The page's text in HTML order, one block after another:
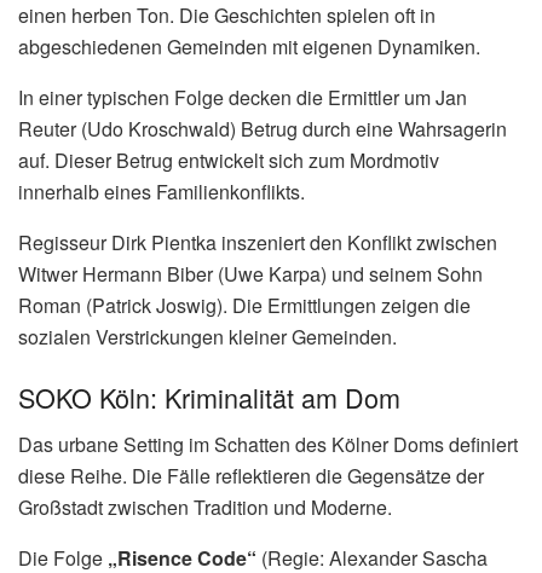
einen herben Ton. Die Geschichten spielen oft in
abgeschiedenen Gemeinden mit eigenen Dynamiken.
In einer typischen Folge decken die Ermittler um Jan
Reuter (Udo Kroschwald) Betrug durch eine Wahrsagerin
auf. Dieser Betrug entwickelt sich zum Mordmotiv
innerhalb eines Familienkonflikts.
Regisseur Dirk Pientka inszeniert den Konflikt zwischen
Witwer Hermann Biber (Uwe Karpa) und seinem Sohn
Roman (Patrick Joswig). Die Ermittlungen zeigen die
sozialen Verstrickungen kleiner Gemeinden.
SOKO Köln: Kriminalität am Dom
Das urbane Setting im Schatten des Kölner Doms definiert
diese Reihe. Die Fälle reflektieren die Gegensätze der
Großstadt zwischen Tradition und Moderne.
Die Folge „Risence Code“ (Regie: Alexander Sascha